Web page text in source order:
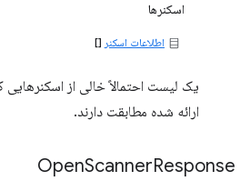
اسکنرها
اطلاعات اسکنر []
یک لیست احتمالاً خالی از اسکنرهایی
ارائه شده مطابقت دارند.
OpenScannerResponse